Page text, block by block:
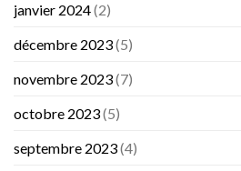
janvier 2024(2)
décembre 2023(5)
novembre 2023(7)
octobre 2023(5)
septembre 2023(4)